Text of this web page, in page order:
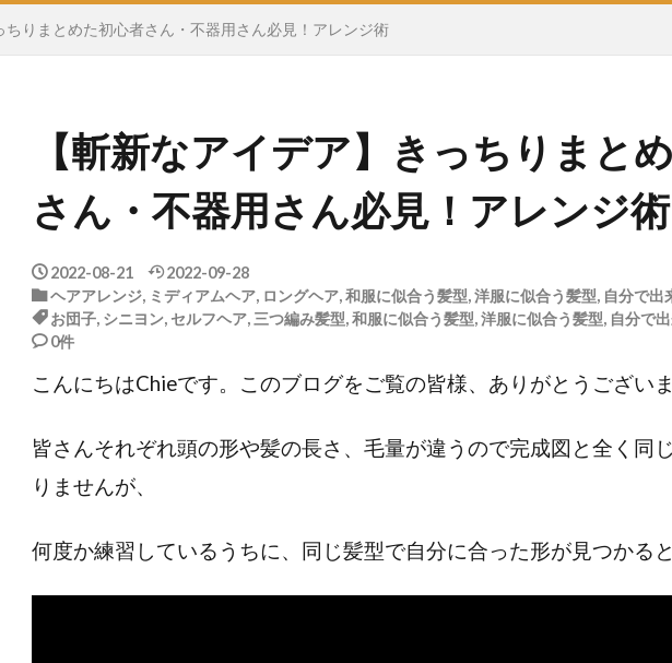
ちりまとめた初心者さん・不器用さん必見！アレンジ術
【斬新なアイデア】きっちりまと
さん・不器用さん必見！アレンジ術
2022-08-21
2022-09-28
ヘアアレンジ, ミディアムヘア, ロングヘア,和服に似合う髪型,洋服に似合う髪型, 自分で出
お団子, シニヨン, セルフヘア, 三つ編み髪型,和服に似合う髪型,洋服に似合う髪型, 自分で
0件
こんにちはChieです。このブログをご覧の皆様、ありがとうござい
皆さんそれぞれ頭の形や髪の長さ、毛量が違うので完成図と全く同
りませんが、
何度か練習しているうちに、同じ髪型で自分に合った形が見つかる